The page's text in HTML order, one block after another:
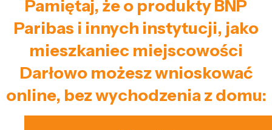
Pamiętaj, że o produkty BNP
Paribas i innych instytucji, jako
mieszkaniec miejscowości
Darłowo możesz wnioskować
online, bez wychodzenia z domu: